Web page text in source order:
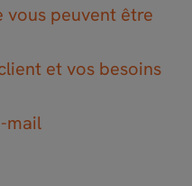
vous peuvent être
et vos besoins
mail